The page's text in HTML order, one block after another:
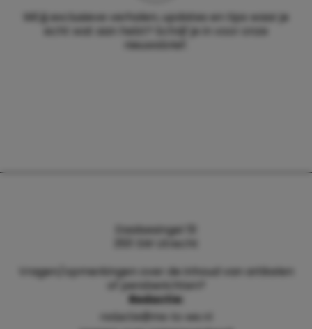
Wil jij exclusieve verhalen, updates en tips waar je
echt wat aan hebt? Schrijf je in voor onze
nieuwsbrief.
Daalsesingel 51
3511 SW Utrecht
Vragen/opmerkingen over de inhoud van artikelen
of persberichten?
Redactie:
redactie@me-to-we.nl